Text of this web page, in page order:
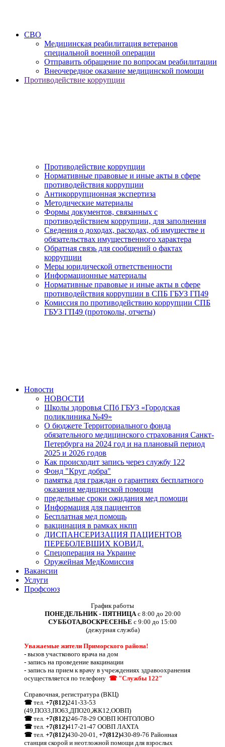
СВО
Медицинская реабилитация ветеранов
специальной военной операции
Отправить обращение по вопросам реабилитации
Внеочередное оказание медицинской помощи
Противодействие коррупции
Противодействие коррупции
Нормативные правовые и иные акты в сфере
противодействия коррупции
Антикоррупционная экспертиза
Методические материалы
Формы документов, связанных с
противодействием коррупции, для заполнения
Сведения о доходах, расходах, об имуществе и
обязательствах имущественного характера
Обратная связь для сообщений о фактах
коррупции
Меры юридической ответственности
Информационные материалы
Нормативные правовые и иные акты в сфере
противодействия коррупции в СПБ ГБУЗ ГП49
Комиссия по противодействию коррупции СПБ
ГБУЗ ГП49 (протоколы, отчеты)
Новости
НОВОСТИ
Школы здоровья СПб ГБУЗ «Городская
поликлиника №49»
О бюджете Территориального фонда
обязательного медицинского страхования Санкт-
Петербурга на 2024 год и на плановый период
2025 и 2026 годов
Как происходит запись через службу 122
Фонд "Круг добра"
памятка для граждан о гарантиях бесплатного
оказания медицинской помощи
предельные сроки ожидания мед помощи
Информация для пациентов
Бесплатная мед помощь
вакцинация в рамках нкпп
ДИСПАНСЕРИЗАЦИЯ ПАЦИЕНТОВ
ПЕРЕБОЛЕВШИХ КОВИД.
Спецоперация на Украине
Оружейная МедКомиссия
Вакансии
Услуги
Профсоюз
График работы
ПОНЕДЕЛЬНИК - ПЯТНИЦА с 8:00 до 20:00
СУББОТА,ВОСКРЕСЕНЬЕ с 9:00 до 15:00
(дежурная служба)
Уважаемые жители Приморского района!
- вызов участкового врача на дом
- запись на проведение вакцинации
- запись на прием к врачу в учреждениях здравоохранения
осуществляется по телефону ☎ "Службы 122"
Справочная, регистратура (ВКЦ)
☎ тел. +7(812)241-33-53
(49,ПО33,ПО63,ДПО20,ЖК12,ООВП)
☎ тел. +7(812)246-78-29 ООВП ЮНТОЛОВО
☎ тел. +7(812)417-21-47 ООВП ЛАХТА
☎ тел. +7(812)430-20-01, +7(812)430-89-76 Районная
станция скорой и неотложной помощи для взрослых